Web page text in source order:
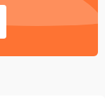
Подробнее →